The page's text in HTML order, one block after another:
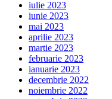
iulie 2023
iunie 2023
mai 2023
aprilie 2023
martie 2023
februarie 2023
ianuarie 2023
decembrie 2022
noiembrie 2022